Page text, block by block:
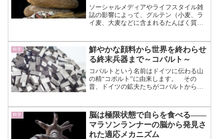
ソーシャルメディアやライフスタイル雑
誌の影響によって、グルテン（小麦、ラ
イ麦、大麦などに含まれるたんぱく質）
なりました。テニスで日本一になったジ
ョコビッチ選手をはじめ、2...（続きを読
む）
科学
鮮やかな顔料から世界を終わらせ
る終末兵器まで～コバルト～
コバルトという名前はドイツに伝わる山
の精“コボルト”に由来します。 その
昔、ドイツの鉱夫たちがコバルトから銀
たため、これは山の妖精であるコボルト
の仕業だと考えたのです。...（続きを読
む）
科学
脳は極限状態で自らを食べる――
マラソンランナーの脳から発見さ
れた適応メカニズム